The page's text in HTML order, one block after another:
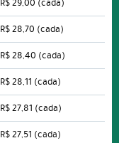
R$ 29,00 (cada)
R$ 28,70 (cada)
R$ 28,40 (cada)
R$ 28,11 (cada)
R$ 27,81 (cada)
R$ 27,51 (cada)